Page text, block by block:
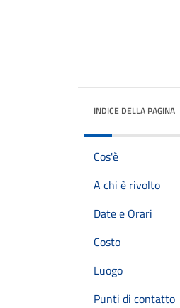
INDICE DELLA PAGINA
Cos'è
A chi è rivolto
Date e Orari
Costo
Luogo
Punti di contatto